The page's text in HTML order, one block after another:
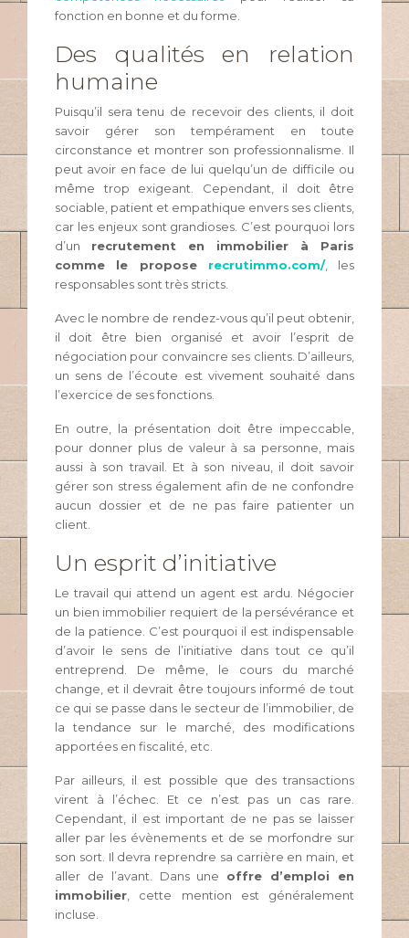
fonction en bonne et du forme.
Des qualités en relation
humaine
Puisqu’il sera tenu de recevoir des clients, il doit
savoir gérer son tempérament en toute
circonstance et montrer son professionnalisme. Il
peut avoir en face de lui quelqu’un de difficile ou
même trop exigeant. Cependant, il doit être
sociable, patient et empathique envers ses clients,
car les enjeux sont grandioses. C’est pourquoi lors
d’un recrutement en immobilier à Paris
comme le propose recrutimmo.com/, les
responsables sont très stricts.
Avec le nombre de rendez-vous qu’il peut obtenir,
il doit être bien organisé et avoir l’esprit de
négociation pour convaincre ses clients. D’ailleurs,
un sens de l’écoute est vivement souhaité dans
l’exercice de ses fonctions.
En outre, la présentation doit être impeccable,
pour donner plus de valeur à sa personne, mais
aussi à son travail. Et à son niveau, il doit savoir
gérer son stress également afin de ne confondre
aucun dossier et de ne pas faire patienter un
client.
Un esprit d’initiative
Le travail qui attend un agent est ardu. Négocier
un bien immobilier requiert de la persévérance et
de la patience. C’est pourquoi il est indispensable
d’avoir le sens de l’initiative dans tout ce qu’il
entreprend. De même, le cours du marché
change, et il devrait être toujours informé de tout
ce qui se passe dans le secteur de l’immobilier, de
la tendance sur le marché, des modifications
apportées en fiscalité, etc.
Par ailleurs, il est possible que des transactions
virent à l’échec. Et ce n’est pas un cas rare.
Cependant, il est important de ne pas se laisser
aller par les évènements et de se morfondre sur
son sort. Il devra reprendre sa carrière en main, et
aller de l’avant. Dans une offre d’emploi en
immobilier , cette mention est généralement
incluse.